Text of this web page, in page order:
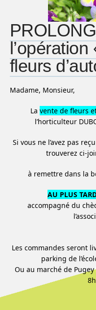
fleurs
Madame, Monsieur,
La vente de fleurs
l’horticulteur
Si vous ne l’avez pas
trouverez ci-
à remettre dans la
AU PLUS
accompagné du
Les commandes seront
parking de
Ou au marché de